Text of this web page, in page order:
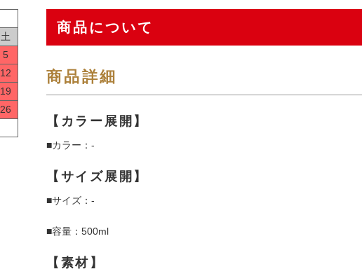
土
5
12
19
26
商品について
商品詳細
【カラー展開】
■カラー：-
【サイズ展開】
■サイズ：-
■容量：500ml
【素材】